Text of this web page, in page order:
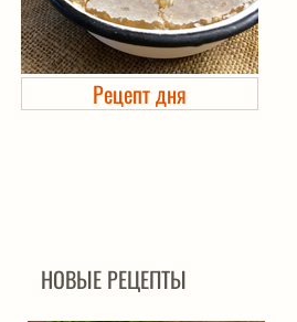
Холодец в банке. Автоклав
Рецепт дня
НОВЫЕ РЕЦЕПТЫ